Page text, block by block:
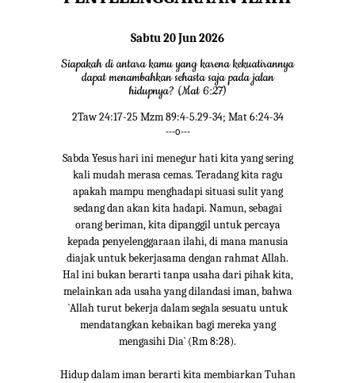
Sabtu 20 Jun 2026
Siapakah di antara kamu yang karena kekuatirannya
dapat menambahkan sehasta saja pada jalan
hidupnya? (Mat 6:27)
2Taw 24:17-25 Mzm 89:4-5.29-34; Mat 6:24-34
---o---
Sabda Yesus hari ini menegur hati kita yang sering
kali mudah merasa cemas. Teradang kita ragu
apakah mampu menghadapi situasi sulit yang
sedang dan akan kita hadapi. Namun, sebagai
orang beriman, kita dipanggil untuk percaya
kepada penyelenggaraan ilahi, di mana manusia
diajak untuk bekerjasama dengan rahmat Allah.
Hal ini bukan berarti tanpa usaha dari pihak kita,
melainkan ada usaha yang dilandasi iman, bahwa
`Allah turut bekerja dalam segala sesuatu untuk
mendatangkan kebaikan bagi mereka yang
mengasihi Dia` (Rm 8:28).
Hidup dalam iman berarti kita membiarkan Tuhan